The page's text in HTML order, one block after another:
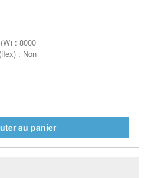
: 8000
: Non
au panier